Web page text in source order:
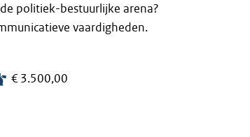
politiek-bestuurlijke arena?
vaardigheden.
€ 3.500,00